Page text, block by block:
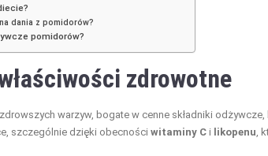
dania z pomidorów?
pomidorów?
zdrowotne
warzyw, bogate w cenne składniki
szczególnie dzięki obecności witaminy C i likopenu ,